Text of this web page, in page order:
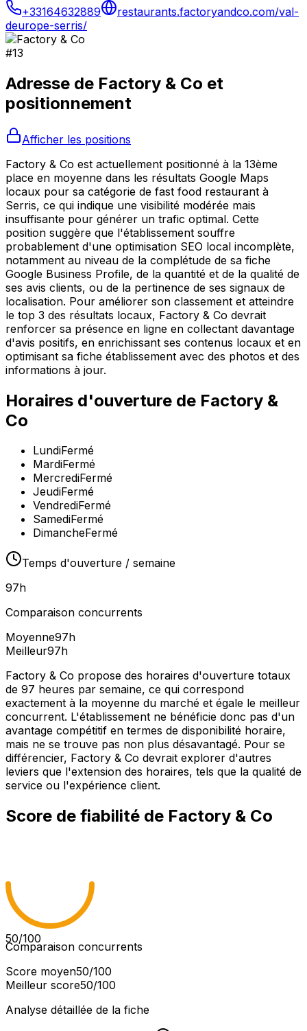
+33164632889
restaurants.factoryandco.com/val-
deurope-serris/
#13
Adresse de Factory & Co et
positionnement
Afficher les positions
Factory & Co est actuellement positionné à la 13ème
place en moyenne dans les résultats Google Maps
locaux pour sa catégorie de fast food restaurant à
Serris, ce qui indique une visibilité modérée mais
insuffisante pour générer un trafic optimal. Cette
position suggère que l'établissement souffre
probablement d'une optimisation SEO local incomplète,
notamment au niveau de la complétude de sa fiche
Google Business Profile, de la quantité et de la qualité de
ses avis clients, ou de la pertinence de ses signaux de
localisation. Pour améliorer son classement et atteindre
le top 3 des résultats locaux, Factory & Co devrait
renforcer sa présence en ligne en collectant davantage
d'avis positifs, en enrichissant ses contenus locaux et en
optimisant sa fiche établissement avec des photos et des
informations à jour.
Horaires d'ouverture de Factory &
Co
LundiFermé
MardiFermé
MercrediFermé
JeudiFermé
VendrediFermé
SamediFermé
DimancheFermé
Temps d'ouverture / semaine
97h
Comparaison concurrents
Moyenne97h
Meilleur97h
Factory & Co propose des horaires d'ouverture totaux
de 97 heures par semaine, ce qui correspond
exactement à la moyenne du marché et égale le meilleur
concurrent. L'établissement ne bénéficie donc pas d'un
avantage compétitif en termes de disponibilité horaire,
mais ne se trouve pas non plus désavantagé. Pour se
différencier, Factory & Co devrait explorer d'autres
leviers que l'extension des horaires, tels que la qualité de
service ou l'expérience client.
Score de fiabilité de Factory & Co
50/100
Comparaison concurrents
Score moyen50/100
Meilleur score50/100
Analyse détaillée de la fiche